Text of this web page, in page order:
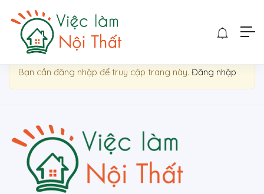
Show Sidebar
Bạn cần đăng nhập để truy cập trang này. Đăng nhập